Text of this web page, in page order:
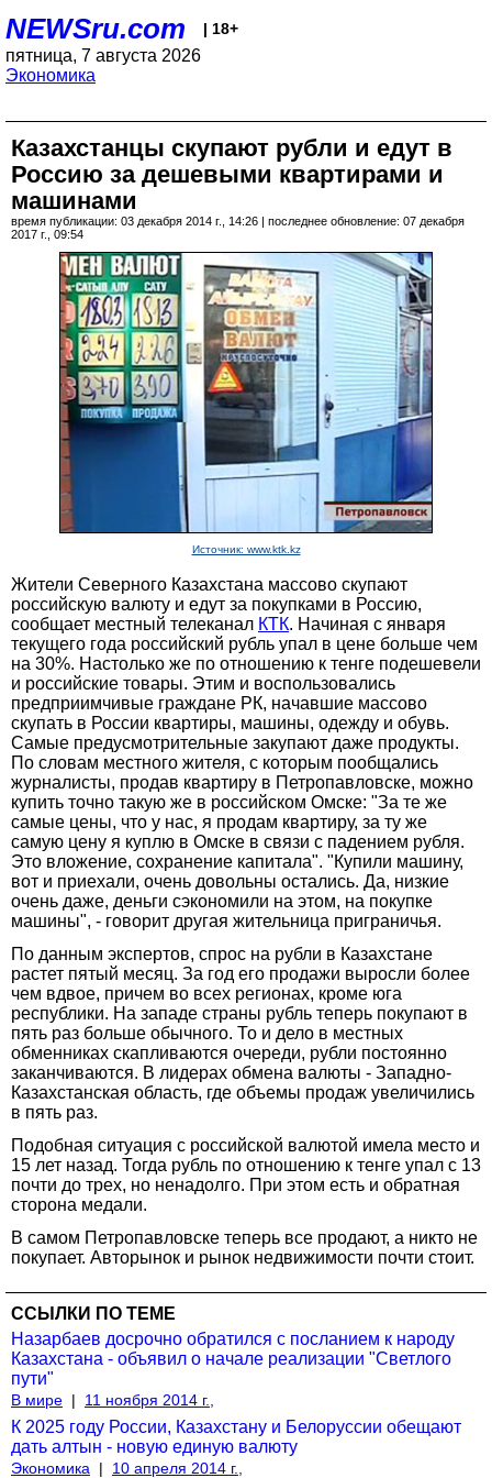
NEWSru.com | 18+
пятница, 7 августа 2026
Экономика
Казахстанцы скупают рубли и едут в
Россию за дешевыми квартирами и
машинами
время публикации: 03 декабря 2014 г., 14:26 | последнее обновление: 07 декабря
2017 г., 09:54
Источник: www.ktk.kz
Жители Северного Казахстана массово скупают
российскую валюту и едут за покупками в Россию,
сообщает местный телеканал КТК. Начиная с января
текущего года российский рубль упал в цене больше чем
на 30%. Настолько же по отношению к тенге подешевели
и российские товары. Этим и воспользовались
предприимчивые граждане РК, начавшие массово
скупать в России квартиры, машины, одежду и обувь.
Самые предусмотрительные закупают даже продукты.
По словам местного жителя, с которым пообщались
журналисты, продав квартиру в Петропавловске, можно
купить точно такую же в российском Омске: "За те же
самые цены, что у нас, я продам квартиру, за ту же
самую цену я куплю в Омске в связи с падением рубля.
Это вложение, сохранение капитала". "Купили машину,
вот и приехали, очень довольны остались. Да, низкие
очень даже, деньги сэкономили на этом, на покупке
машины", - говорит другая жительница приграничья.
По данным экспертов, спрос на рубли в Казахстане
растет пятый месяц. За год его продажи выросли более
чем вдвое, причем во всех регионах, кроме юга
республики. На западе страны рубль теперь покупают в
пять раз больше обычного. То и дело в местных
обменниках скапливаются очереди, рубли постоянно
заканчиваются. В лидерах обмена валюты - Западно-
Казахстанская область, где объемы продаж увеличились
в пять раз.
Подобная ситуация с российской валютой имела место и
15 лет назад. Тогда рубль по отношению к тенге упал с 13
почти до трех, но ненадолго. При этом есть и обратная
сторона медали.
В самом Петропавловске теперь все продают, а никто не
покупает. Авторынок и рынок недвижимости почти стоит.
ССЫЛКИ ПО ТЕМЕ
Назарбаев досрочно обратился с посланием к народу
Казахстана - объявил о начале реализации "Светлого
пути"
В мире | 11 ноября 2014 г.,
К 2025 году России, Казахстану и Белоруссии обещают
дать алтын - новую единую валюту
Экономика | 10 апреля 2014 г.,